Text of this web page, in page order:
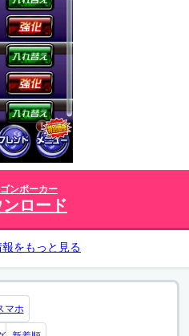
ゴンポーカー
ロード
をもっと見る
マホ